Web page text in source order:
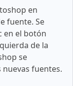
en
fuente. Se
en el botón
de la
se
fuentes.